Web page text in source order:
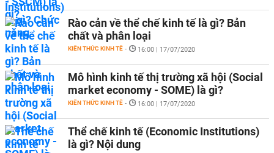
Rào cản về thể chế kinh tế là gì? Bản
chất và phân loại
KIẾN THỨC KINH TẾ - 16:00 | 17/07/2020
Mô hình kinh tế thị trường xã hội (Social
market economy - SOME) là gì?
KIẾN THỨC KINH TẾ - 16:00 | 17/07/2020
Thể chế kinh tế (Economic Institutions)
là gì? Nội dung